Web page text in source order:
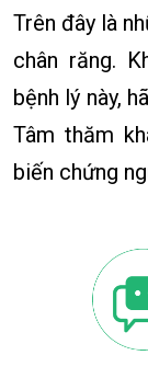
Trên đây là
chân răng.
bệnh lý này,
Tâm thăm
biến chứng